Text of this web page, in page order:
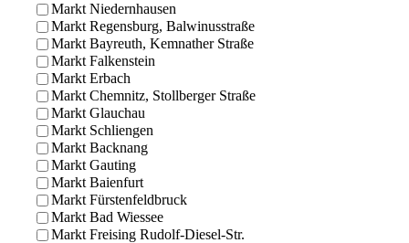
Markt Niedernhausen
Markt Regensburg, Balwinusstraße
Markt Bayreuth, Kemnather Straße
Markt Falkenstein
Markt Erbach
Markt Chemnitz, Stollberger Straße
Markt Glauchau
Markt Schliengen
Markt Backnang
Markt Gauting
Markt Baienfurt
Markt Fürstenfeldbruck
Markt Bad Wiessee
Markt Freising Rudolf-Diesel-Str.